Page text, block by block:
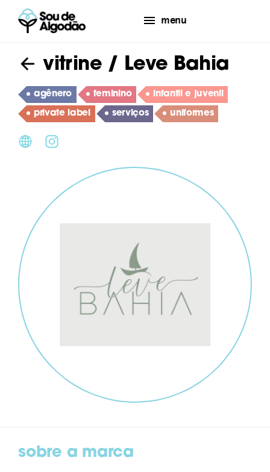
menu
vitrine/ Leve Bahia
agênero feminino infantil e juvenil
private label serviços uniformes
sobre a marca